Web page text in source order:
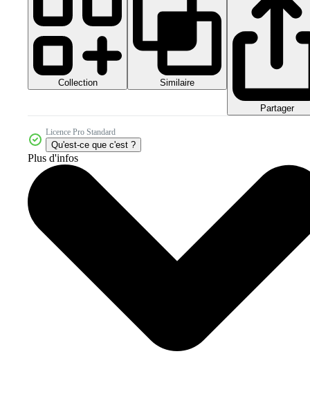
Collection Similaire
Partager
Licence Pro Standard
Qu'est-ce que c'est ?
Plus d'infos